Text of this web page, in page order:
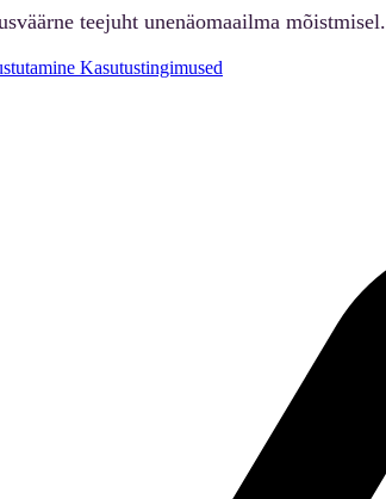
teejuht unenäomaailma mõistmisel.
Kasutustingimused